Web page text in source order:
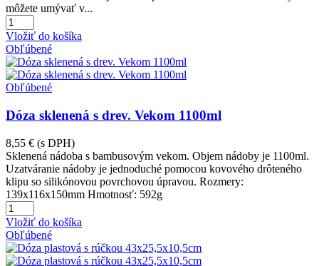
môžete umývať v...
Vložiť do košíka
Obľúbené
Obľúbené
Dóza sklenená s drev. Vekom 1100ml
8,55 € (s DPH)
Sklenená nádoba s bambusovým vekom. Objem nádoby je 1100ml.
Uzatváranie nádoby je jednoduché pomocou kovového drôteného
klipu so silikónovou povrchovou úpravou. Rozmery:
139x116x150mm Hmotnosť: 592g
Vložiť do košíka
Obľúbené